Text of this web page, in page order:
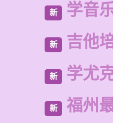
新 学音
新 吉他
新 学尤
新 福州